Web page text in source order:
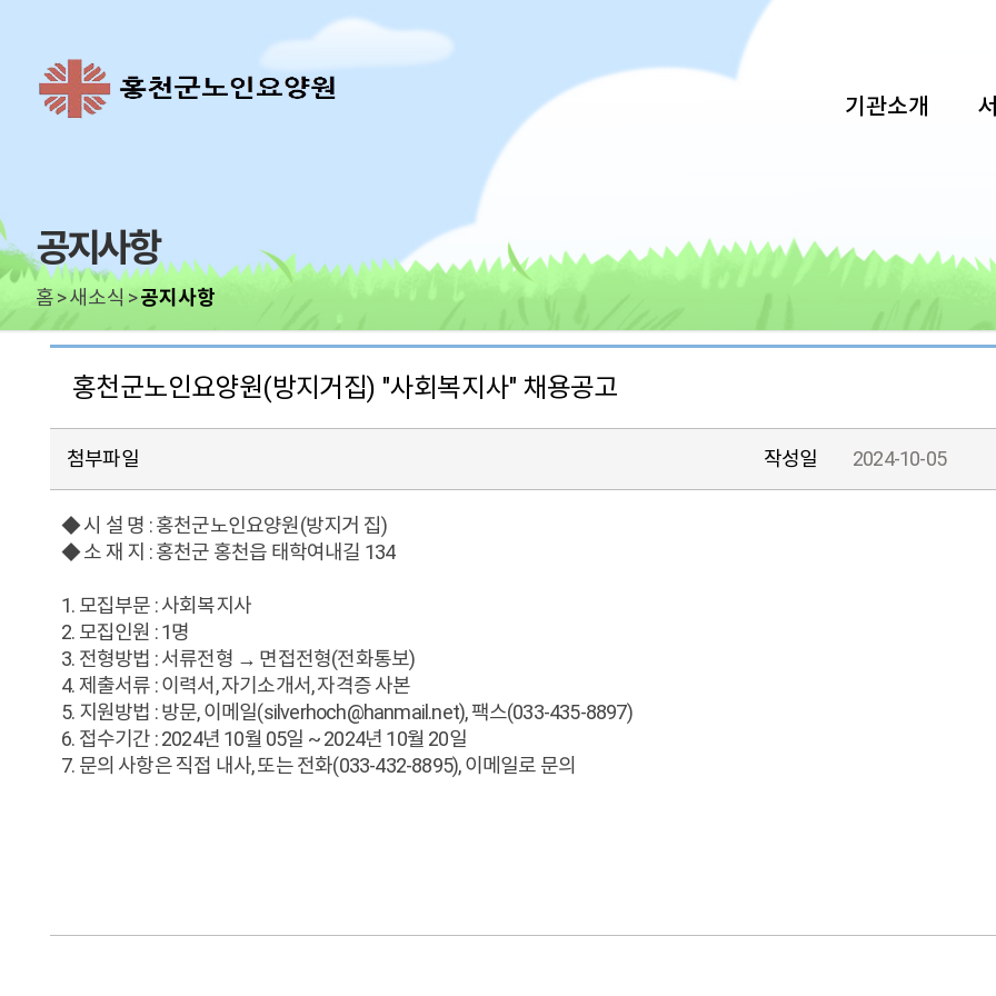
기관소개
공지사항
홈 새소식 공지사항
홍천군노인요양원(방지거집) "사회복지사" 채용공고
첨부파일 작성일 2024-10-05
◆ 시 설 명 : 홍천군노인요양원(방지거 집)
◆ 소 재 지 : 홍천군 홍천읍 태학여내길 134
1. 모집부문 : 사회복지사
2. 모집인원 : 1명
3. 전형방법 : 서류전형 → 면접전형(전화통보)
4. 제출서류 : 이력서, 자기소개서, 자격증 사본
5. 지원방법 : 방문, 이메일(silverhoch@hanmail.net), 팩스(033-435-8897)
6. 접수기간 : 2024년 10월 05일 ~ 2024년 10월 20일
7. 문의 사항은 직접 내사, 또는 전화(033-432-8895), 이메일로 문의